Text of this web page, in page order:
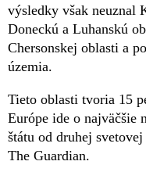
výsledky však neuznal
Doneckú a Luhanskú
Chersonskej oblasti a
územia.
Tieto oblasti tvoria 15
Európe ide o najväčšie
štátu od druhej
The Guardian.